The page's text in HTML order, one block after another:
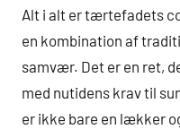
Alt i alt er tærtefadets
en kombination af
samvær. Det er en ret,
med nutidens krav til
er ikke bare en lækker